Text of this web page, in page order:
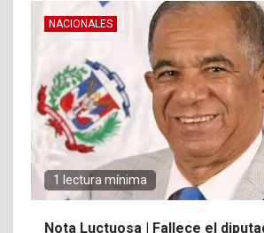
NACIONALES
1 lectura mínima
Nota Luctuosa | Fallece el